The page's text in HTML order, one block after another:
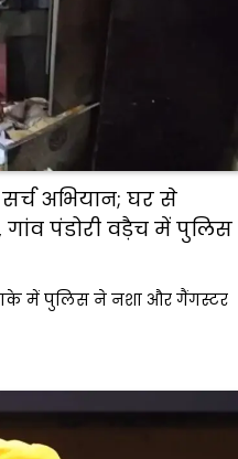
अभियान; घर से
पंडोरी वड़ैच में पुलिस
में पुलिस ने नशा और गैंगस्टर